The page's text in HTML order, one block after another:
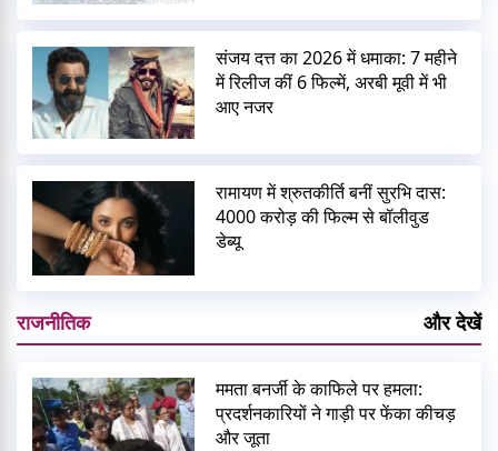
संजय दत्त का 2026 में धमाका: 7 महीने
में रिलीज कीं 6 फिल्में, अरबी मूवी में भी
आए नजर
रामायण में श्रुतकीर्ति बनीं सुरभि दास:
4000 करोड़ की फिल्म से बॉलीवुड
डेब्यू
राजनीतिक और देखें
ममता बनर्जी के काफिले पर हमला:
प्रदर्शनकारियों ने गाड़ी पर फेंका कीचड़
और जूता